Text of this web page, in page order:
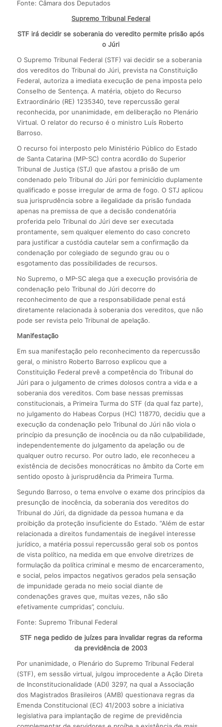
Fonte: Câmara dos Deputados
Supremo Tribunal Federal
STF irá decidir se soberania do veredito permite prisão após
o Júri
O Supremo Tribunal Federal (STF) vai decidir se a soberania
dos vereditos do Tribunal do Júri, prevista na Constituição
Federal, autoriza a imediata execução de pena imposta pelo
Conselho de Sentença. A matéria, objeto do Recurso
Extraordinário (RE) 1235340, teve repercussão geral
reconhecida, por unanimidade, em deliberação no Plenário
Virtual. O relator do recurso é o ministro Luís Roberto
Barroso.
O recurso foi interposto pelo Ministério Público do Estado
de Santa Catarina (MP-SC) contra acordão do Superior
Tribunal de Justiça (STJ) que afastou a prisão de um
condenado pelo Tribunal do Júri por feminicídio duplamente
qualificado e posse irregular de arma de fogo. O STJ aplicou
sua jurisprudência sobre a ilegalidade da prisão fundada
apenas na premissa de que a decisão condenatória
proferida pelo Tribunal do Júri deve ser executada
prontamente, sem qualquer elemento do caso concreto
para justificar a custódia cautelar sem a confirmação da
condenação por colegiado de segundo grau ou o
esgotamento das possibilidades de recursos.
No Supremo, o MP-SC alega que a execução provisória de
condenação pelo Tribunal do Júri decorre do
reconhecimento de que a responsabilidade penal está
diretamente relacionada à soberania dos vereditos, que não
pode ser revista pelo Tribunal de apelação.
Manifestação
Em sua manifestação pelo reconhecimento da repercussão
geral, o ministro Roberto Barroso explicou que a
Constituição Federal prevê a competência do Tribunal do
Júri para o julgamento de crimes dolosos contra a vida e a
soberania dos vereditos. Com base nessas premissas
constitucionais, a Primeira Turma do STF (da qual faz parte),
no julgamento do Habeas Corpus (HC) 118770, decidiu que a
execução da condenação pelo Tribunal do Júri não viola o
princípio da presunção de inocência ou da não culpabilidade,
independentemente do julgamento da apelação ou de
qualquer outro recurso. Por outro lado, ele reconheceu a
existência de decisões monocráticas no âmbito da Corte em
sentido oposto à jurisprudência da Primeira Turma.
Segundo Barroso, o tema envolve o exame dos princípios da
presunção de inocência, da soberania dos vereditos do
Tribunal do Júri, da dignidade da pessoa humana e da
proibição da proteção insuficiente do Estado. “Além de estar
relacionada a direitos fundamentais de inegável interesse
jurídico, a matéria possui repercussão geral sob os pontos
de vista político, na medida em que envolve diretrizes de
formulação da política criminal e mesmo de encarceramento,
e social, pelos impactos negativos gerados pela sensação
de impunidade gerada no meio social diante de
condenações graves que, muitas vezes, não são
efetivamente cumpridas”, concluiu.
Fonte: Supremo Tribunal Federal
STF nega pedido de juízes para invalidar regras da reforma
da previdência de 2003
Por unanimidade, o Plenário do Supremo Tribunal Federal
(STF), em sessão virtual, julgou improcedente a Ação Direta
de Inconstitucionalidade (ADI) 3297, na qual a Associação
dos Magistrados Brasileiros (AMB) questionava regras da
Emenda Constitucional (EC) 41/2003 sobre a iniciativa
legislativa para implantação de regime de previdência